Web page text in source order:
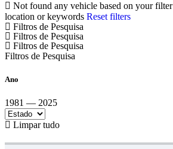
Not found any vehicle based on your filter
location or keywords Reset filters
Filtros de Pesquisa
Filtros de Pesquisa
Filtros de Pesquisa
Filtros de Pesquisa
Ano
1981 — 2025
Limpar tudo